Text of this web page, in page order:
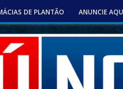
DE PLANTÃO ANUNCIE